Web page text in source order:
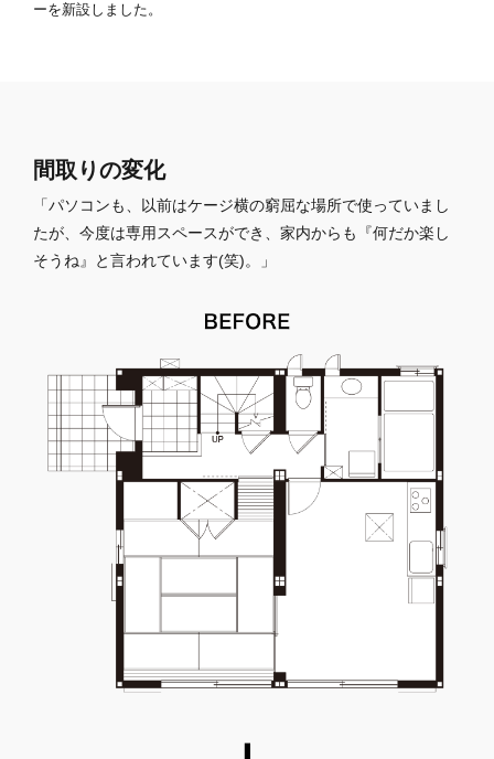
ーを新設しました。
間取りの変化
「パソコンも、以前はケージ横の窮屈な場所で使っていまし
たが、今度は専用スペースができ、家内からも『何だか楽し
そうね』と言われています(笑)。」